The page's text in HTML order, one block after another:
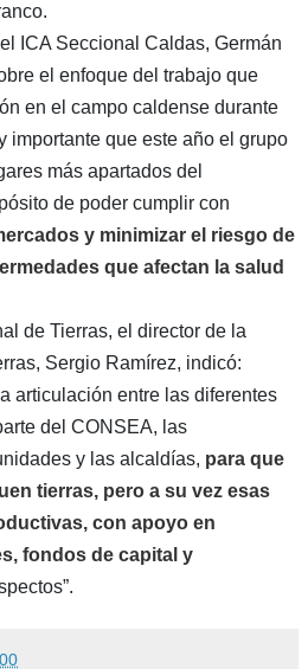
ICA Seccional Caldas, Germán
el enfoque del trabajo que
en el campo caldense durante
importante que este año el grupo
más apartados del
de poder cumplir con
y minimizar el riesgo de
que afectan la salud
de Tierras, el director de la
Sergio Ramírez, indicó:
articulación entre las diferentes
del CONSEA, las
y las alcaldías, para que
tierras, pero a su vez esas
con apoyo en
fondos de capital y